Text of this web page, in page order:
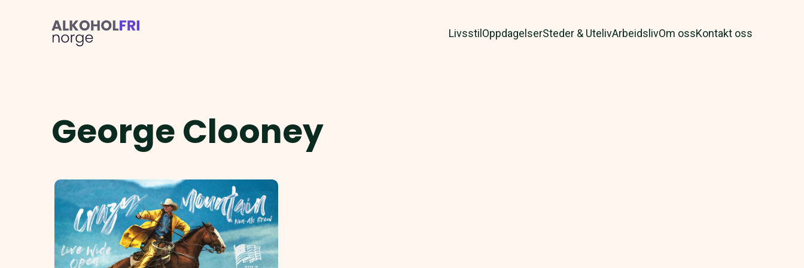
LivsstilOppdagelserSteder & UtelivArbeidslivOm ossKontakt oss
George Clooney